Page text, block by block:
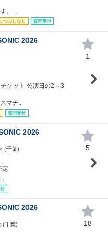
。 ...
つぶしなし 質問受付
2026
ケット 公演日の2～3
マチ...
質問受付
1
2026
(千葉)
定
5
2026
(千葉)
18